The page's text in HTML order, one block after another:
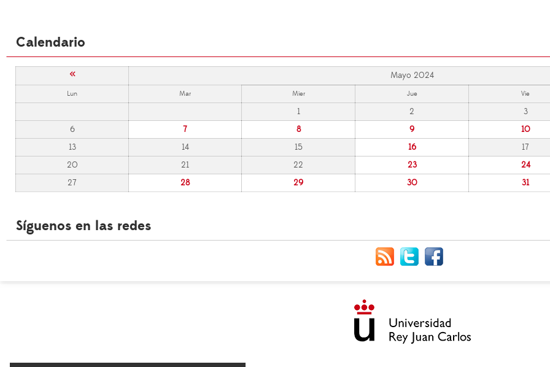
Calendario
« Mayo 2024
Lun Mar Mier Jue Vie
1 2
3
6
7 8 9
10
13
14 15 16
17
20
21 22 23
24
27
28 29 30 31
Síguenos en las redes